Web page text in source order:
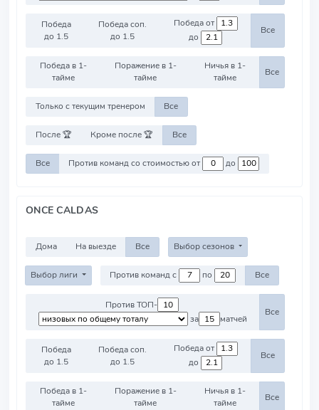
Победа
до 1.5
Победа соп.
до 1.5
Победа от
до
Все
Победа в 1-
тайме
Поражение в 1-
тайме
Ничья в 1-
тайме
Все
Только с текущим тренером Все
После 🏆 Кроме после 🏆 Все
Все Против команд со стоимостью от до
ONCE CALDAS
Дома На выезде Все Выбор сезонов
Выбор лиги Против команд с по Все
Против ТОП-
за
матчей
Все
Победа
до 1.5
Победа соп.
до 1.5
Победа от
до
Все
Победа в 1-
тайме
Поражение в 1-
тайме
Ничья в 1-
тайме
Все